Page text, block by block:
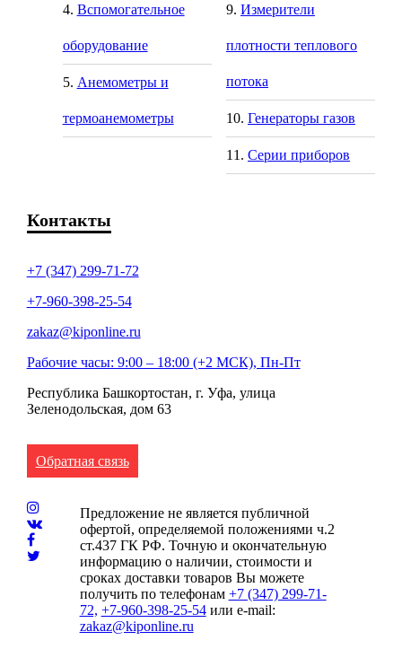
Вспомогательное
оборудование
Анемометры и
термоанемометры
Измерители
плотности теплового
потока
Генераторы газов
Серии приборов
Контакты
+7 (347) 299-71-72
+7-960-398-25-54
zakaz@kiponline.ru
Рабочие часы: 9:00 – 18:00 (+2 МСК), Пн-Пт
Республика Башкортостан, г. Уфа, улица
Зеленодольская, дом 63
Обратная связь
Предложение не является публичной
офертой, определяемой положениями ч.2
ст.437 ГК РФ. Точную и окончательную
информацию о наличии, стоимости и
сроках доставки товаров Вы можете
получить по телефонам +7 (347) 299-71-
72, +7-960-398-25-54или e-mail:
zakaz@kiponline.ru